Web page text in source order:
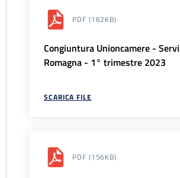
PDF (162KB)
Congiuntura Unioncamere -
Romagna - 1° trimestre 2023
SCARICA FILE
PDF (156KB)